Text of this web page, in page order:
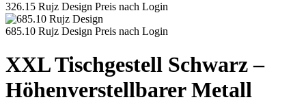
326.15 Rujz Design Preis nach Login
685.10 Rujz Design Preis nach Login
XXL Tischgestell Schwarz –
Höhenverstellbarer Metall